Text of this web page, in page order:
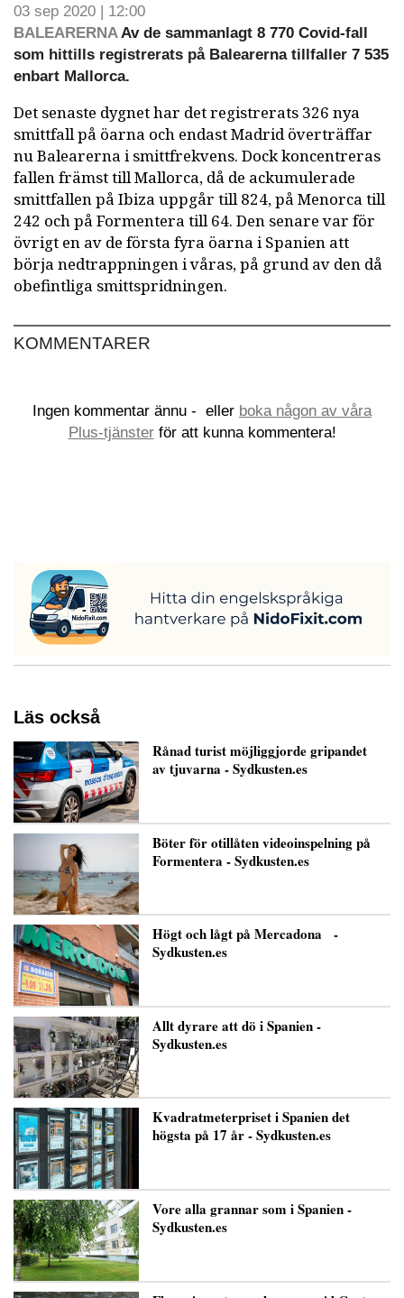
03 sep 2020 | 12:00
BALEARERNAAv de sammanlagt 8 770 Covid-fall
som hittills registrerats på Balearerna tillfaller 7 535
enbart Mallorca.
Det senaste dygnet har det registrerats 326 nya
smittfall på öarna och endast Madrid överträffar
nu Balearerna i smittfrekvens. Dock koncentreras
fallen främst till Mallorca, då de ackumulerade
smittfallen på Ibiza uppgår till 824, på Menorca till
242 och på Formentera till 64. Den senare var för
övrigt en av de första fyra öarna i Spanien att
börja nedtrappningen i våras, på grund av den då
obefintliga smittspridningen.
KOMMENTARER
Ingen kommentar ännu - eller boka någon av våra
Plus-tjänsterför att kunna kommentera!